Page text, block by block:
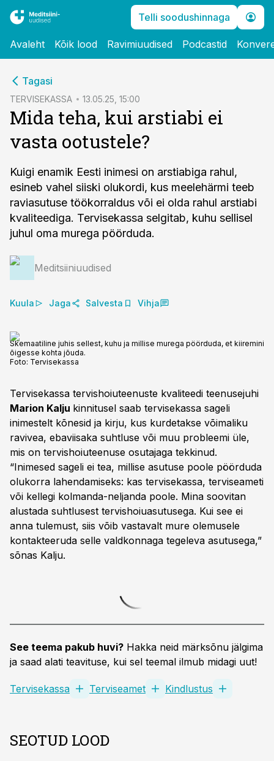
Telli soodushinnaga
Avaleht Kõik lood Ravimiuudised Podcastid
Tagasi
TERVISEKASSA 13.05.25, 15:00
Mida teha, kui arstiabi ei
vasta ootustele?
Kuigi enamik Eesti inimesi on arstiabiga rahul,
esineb vahel siiski olukordi, kus meelehärmi teeb
raviasutuse töökorraldus või ei olda rahul arstiabi
kvaliteediga. Tervisekassa selgitab, kuhu sellisel
juhul oma murega pöörduda.
Meditsiiniuudised
Kuula Jaga Salvesta Vihja
Skemaatiline juhis sellest, kuhu ja millise murega pöörduda, et kiiremini
õigesse kohta jõuda.
Foto: Tervisekassa
Tervisekassa tervishoiuteenuste kvaliteedi teenusejuhi
Marion Kalju kinnitusel saab tervisekassa sageli
inimestelt kõnesid ja kirju, kus kurdetakse võimaliku
ravivea, ebaviisaka suhtluse või muu probleemi üle,
mis on tervishoiuteenuse osutajaga tekkinud.
“Inimesed sageli ei tea, millise asutuse poole pöörduda
olukorra lahendamiseks: kas tervisekassa, terviseameti
või kellegi kolmanda-neljanda poole. Mina soovitan
alustada suhtlusest tervishoiuasutusega. Kui see ei
anna tulemust, siis võib vastavalt mure olemusele
kontakteeruda selle valdkonnaga tegeleva asutusega,”
sõnas Kalju.
See teema pakub huvi? Hakka neid märksõnu jälgima
ja saad alati teavituse, kui sel teemal ilmub midagi uut!
Tervisekassa Terviseamet Kindlustus
SEOTUD LOOD